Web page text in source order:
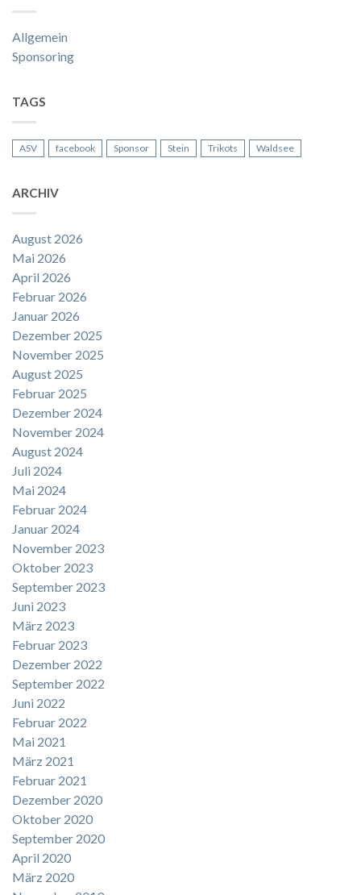
Allgemein
Sponsoring
TAGS
ASV facebook Sponsor Stein Trikots Waldsee
ARCHIV
August 2026
Mai 2026
April 2026
Februar 2026
Januar 2026
Dezember 2025
November 2025
August 2025
Februar 2025
Dezember 2024
November 2024
August 2024
Juli 2024
Mai 2024
Februar 2024
Januar 2024
November 2023
Oktober 2023
September 2023
Juni 2023
März 2023
Februar 2023
Dezember 2022
September 2022
Juni 2022
Februar 2022
Mai 2021
März 2021
Februar 2021
Dezember 2020
Oktober 2020
September 2020
April 2020
März 2020